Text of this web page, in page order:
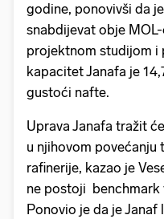
godine, ponovivši da
snabdijevat obje
projektnom studijom i
kapacitet Janafa je
gustoći nafte.
Uprava Janafa tražit
u njihovom povećanju
rafinerije, kazao je
ne postoji benchmark
Ponovio je da je